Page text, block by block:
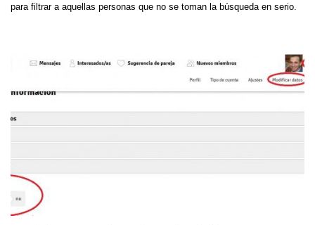
para filtrar a aquellas personas que no se toman la búsqueda en serio.